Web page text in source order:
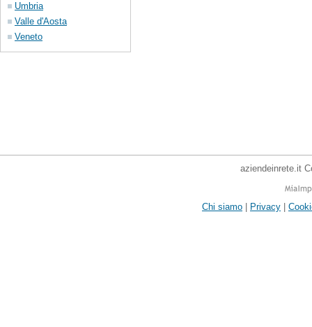
Umbria
Valle d'Aosta
Veneto
aziendeinrete.it
Chi siamo | Privacy |